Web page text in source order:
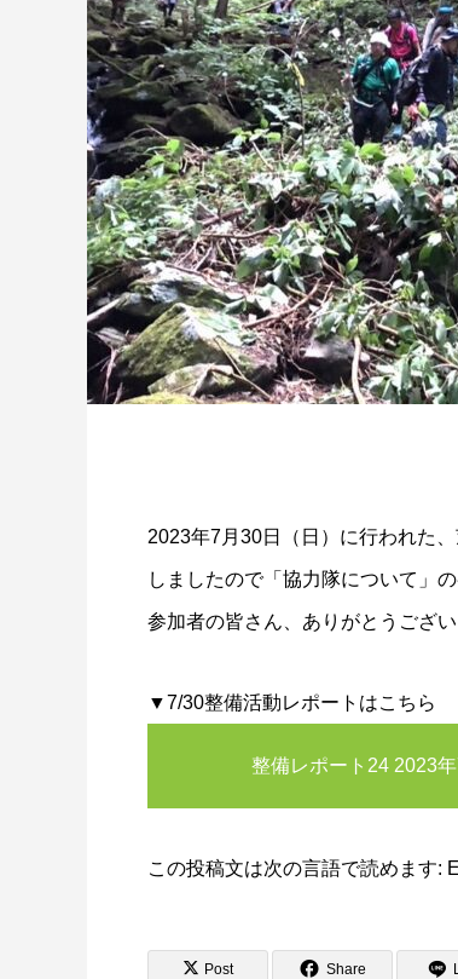
2023年7月30日（日）に行われた
しましたので「協力隊について」
参加者の皆さん、ありがとうござい
▼7/30整備活動レポートはこちら
整備レポート24 2023
この投稿文は次の言語で読めます:
Post Share